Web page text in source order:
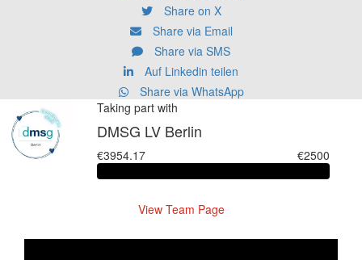
Share on X
Share via Email
Share via SMS
Auf Linkedin teilen
Share via WhatsApp
Taking part with
DMSG LV Berlin
€3954.17 €2500
View Team Page